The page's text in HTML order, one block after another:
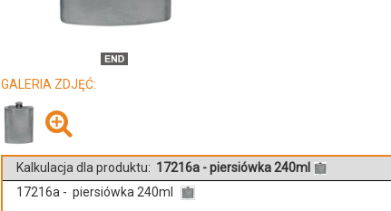
GALERIA ZDJĘĆ:
Kalkulacja dla produktu: 17216a - piersiówka 240ml
17216a - piersiówka 240ml